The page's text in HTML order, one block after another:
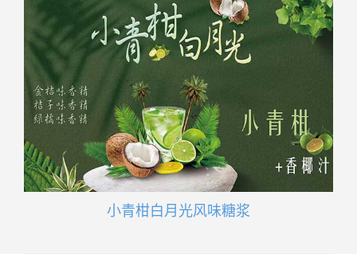
小青柑白月光风味糖浆